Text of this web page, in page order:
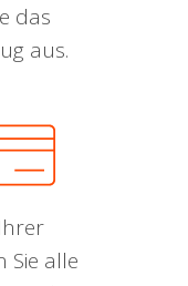
das
aus.
Sie alle